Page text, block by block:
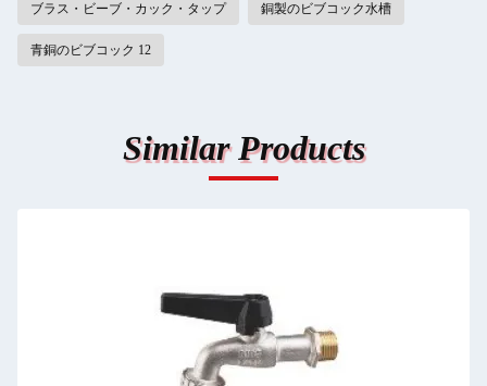
ブラス・ビーブ・カック・タップ 銅製のビブコック水槽
青銅のビブコック 12
Similar Products